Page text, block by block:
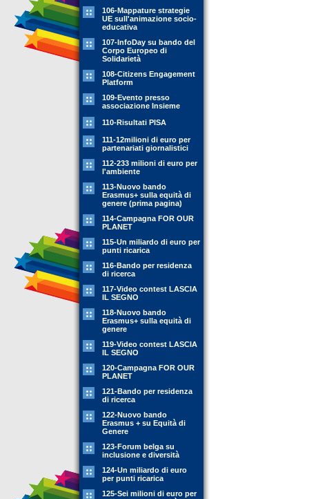
106-Mappature strategie
UE sull'animazione socio-
educativa
107-InfoDay su bando del
Corpo Europeo di
Solidarietà
108-Citizens Engagement
Platform
109-Evento presso
associazione Insieme
110-Risultati PISA
111-12milioni di euro per
partenariati giornalistici
112-233 milioni di euro per
l'ambiente
113-Nuovo bando
Erasmus+ sulla equità di
genere (prima pagina)
114-Campagna FOR OUR
PLANET
115-Un miliardo di euro per
punti ricarica
116-Bando per residenza
di ricerca
117-Video contest LASCIA
IL SEGNO
118-Nuovo bando
Erasmus+ sulla equità di
genere
119-Video contest LASCIA
IL SEGNO
120-Campagna FOR OUR
PLANET
121-Bando per residenza
di ricerca
122-Nuovo bando
Erasmus + su Equità di
Genere
123-Forum belga su
inclusione e diversità
124-Un miliardo di euro
per punti ricarica
125-Sei milioni di euro per